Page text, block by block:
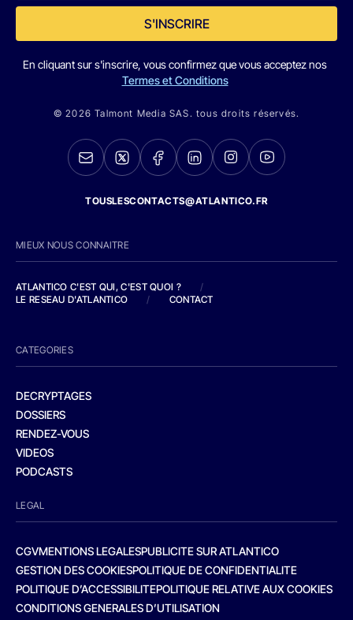
S'INSCRIRE
En cliquant sur s'inscrire, vous confirmez que vous acceptez nos
Termes et Conditions
© 2026 Talmont Media SAS. tous droits réservés.
TOUSLESCONTACTS@ATLANTICO.FR
MIEUX NOUS CONNAITRE
ATLANTICO C'EST QUI, C'EST QUOI ?
/
LE RESEAU D'ATLANTICO
/ CONTACT
CATEGORIES
DECRYPTAGES
DOSSIERS
RENDEZ-VOUS
VIDEOS
PODCASTS
LEGAL
CGVMENTIONS LEGALESPUBLICITE SUR ATLANTICO
GESTION DES COOKIESPOLITIQUE DE CONFIDENTIALITE
POLITIQUE D’ACCESSIBILITEPOLITIQUE RELATIVE AUX COOKIES
CONDITIONS GENERALES D’UTILISATION